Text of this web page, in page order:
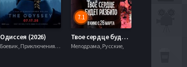
Одиссея (2026)
Боевик , Приключения, Фэнтези,
7.1
Твое сердце будет разбито (2026)
Мелодрама, Русские,